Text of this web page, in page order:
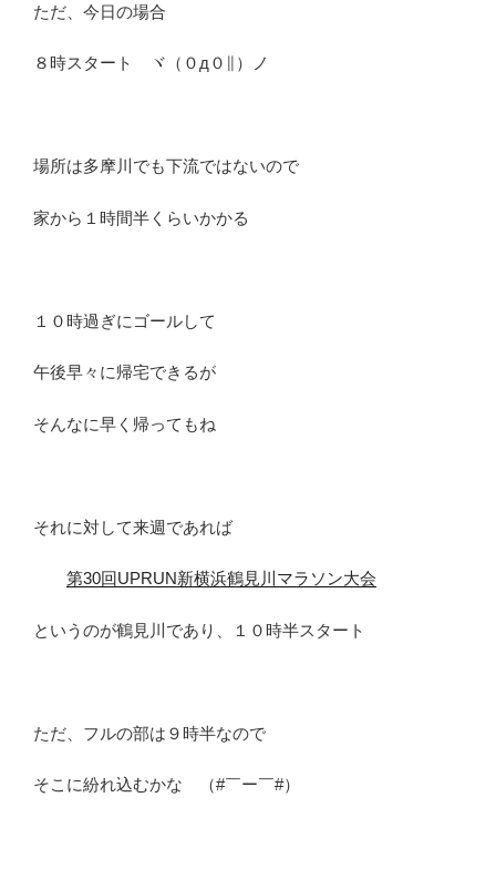
ただ、今日の場合
８時スタート ヾ（０д０∥）ノ
場所は多摩川でも下流ではないので
家から１時間半くらいかかる
１０時過ぎにゴールして
午後早々に帰宅できるが
そんなに早く帰ってもね
それに対して来週であれば
第30回UPRUN新横浜鶴見川マラソン大会
というのが鶴見川であり、１０時半スタート
ただ、フルの部は９時半なので
そこに紛れ込むかな （#￣ー￣#）